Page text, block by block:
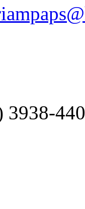
3938-